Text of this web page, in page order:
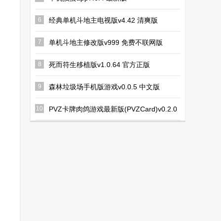
6 经典单机斗地主电视版v4.42 清爽版
7 单机斗地主修改版v999 免费不联网版
8 死而符生移植版v1.0.64 官方正版
9 森林垃圾场手机版游戏v0.0.5 中文版
10
PVZ卡牌肉鸽游戏最新版(PVZCard)v0.2.0
安卓版